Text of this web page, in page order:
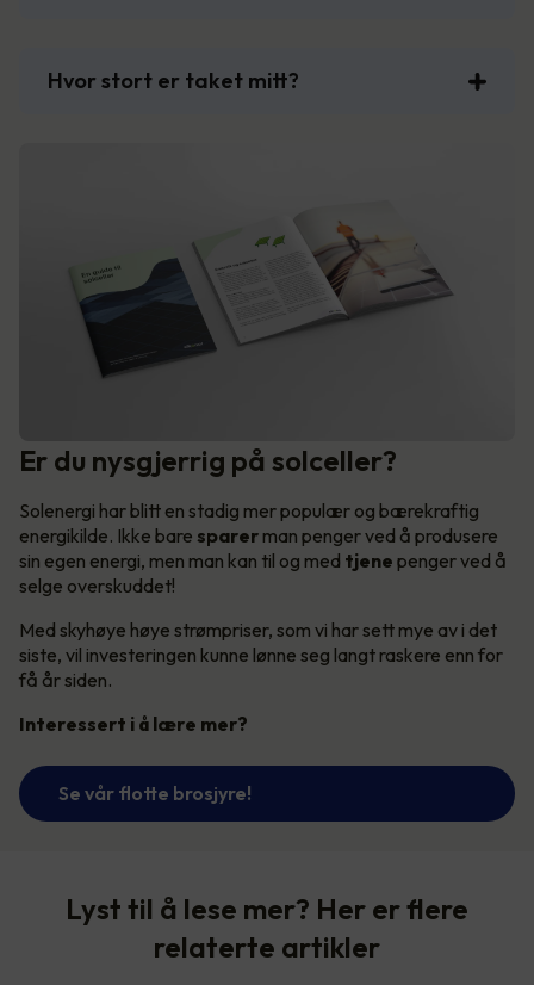
Hvor stort er taket mitt?
Er du nysgjerrig på solceller?
Solenergi har blitt en stadig mer populær og bærekraftig
energikilde. Ikke bare sparer man penger ved å produsere
sin egen energi, men man kan til og med tjene penger ved å
selge overskuddet!
Med skyhøye høye strømpriser, som vi har sett mye av i det
siste, vil investeringen kunne lønne seg langt raskere enn for
få år siden.
Interessert i å lære mer?
Se vår flotte brosjyre!
Lyst til å lese mer? Her er flere
relaterte artikler